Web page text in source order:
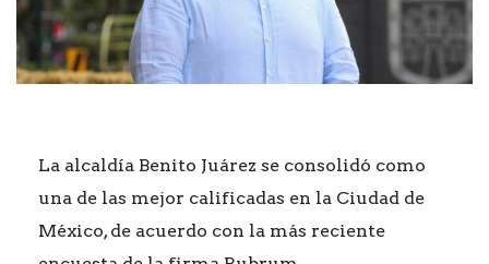
La alcaldía Benito Juárez se consolidó como
una de las mejor calificadas en la Ciudad de
México, de acuerdo con la más reciente